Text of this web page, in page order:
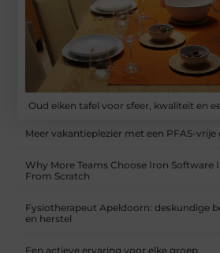
Oud eiken tafel voor sfeer, kwaliteit en
Meer vakantieplezier met een PFAS-
Why More Teams Choose Iron Software
From Scratch
Fysiotherapeut Apeldoorn: deskundige
en herstel
Een actieve ervaring voor elke groep